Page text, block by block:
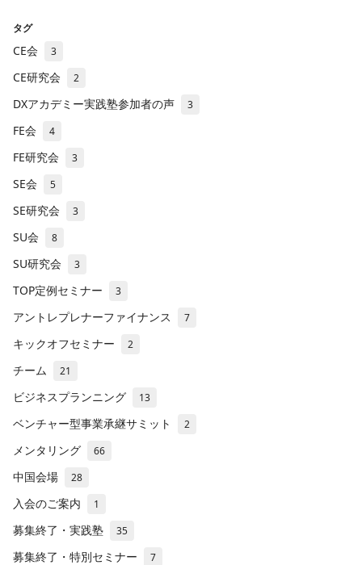
タグ
CE会 3
CE研究会 2
DXアカデミー実践塾参加者の声 3
FE会 4
FE研究会 3
SE会 5
SE研究会 3
SU会 8
SU研究会 3
TOP定例セミナー 3
アントレプレナーファイナンス 7
キックオフセミナー 2
チーム 21
ビジネスプランニング 13
ベンチャー型事業承継サミット 2
メンタリング 66
中国会場 28
入会のご案内 1
募集終了・実践塾 35
募集終了・特別セミナー 7